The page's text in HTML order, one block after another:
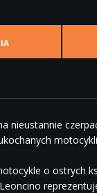
nieustannie
o ostrych